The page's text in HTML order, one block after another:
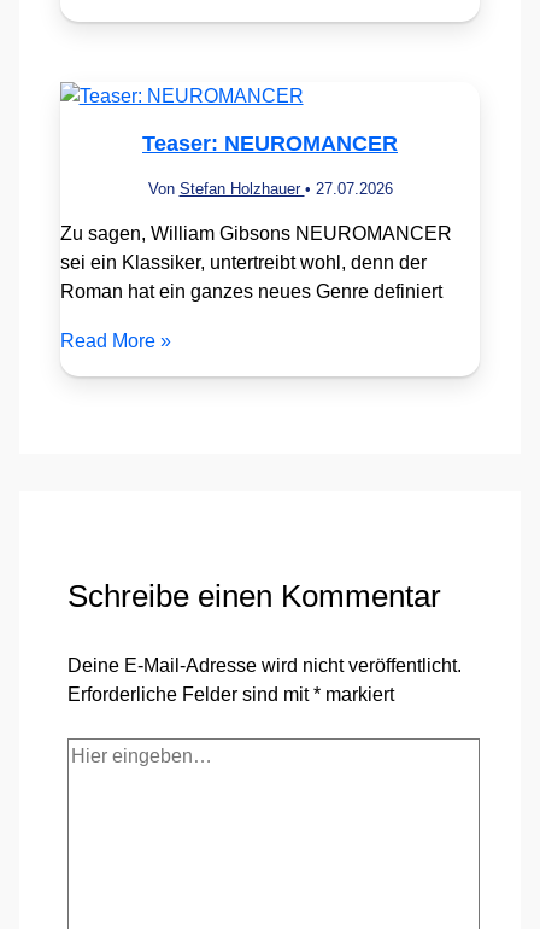
Teaser: NEUROMANCER
Von Stefan Holzhauer • 27.07.2026
Zu sagen, William Gibsons NEUROMANCER
sei ein Klassiker, untertreibt wohl, denn der
Roman hat ein ganzes neues Genre definiert
Read More »
Schreibe einen Kommentar
Deine E-Mail-Adresse wird nicht veröffentlicht.
Erforderliche Felder sind mit* markiert
Hier